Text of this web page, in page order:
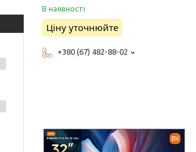
В наявності
Ціну уточнюйте
+380 (67) 482-88-02